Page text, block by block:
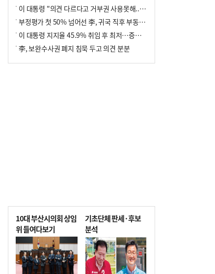
이 대통령 "의견 다르다고 거부권 사용못해.. 입법권 부정할 상황이라 보기 어려워"
부정평가 첫 50% 넘어선 李, 귀국 직후 부동산·증시 점검(종합)
이 대통령 지지율 45.9% 취임 후 최저…증시 폭락·연임 개헌 논란 영향
李, 보완수사권 폐지 침묵 두고 의견 분분
10대 부산시의회 상임
위 들여다보기
기초단체 판세·후보
분석